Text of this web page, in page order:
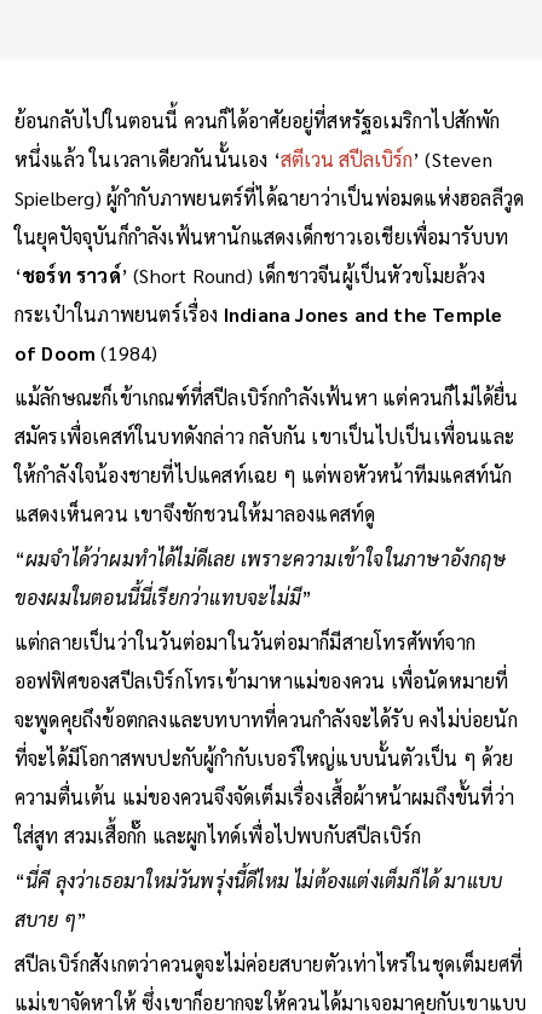
ย้อนกลับไปในตอนนี้ ควนก็ได้อาศัยอยู่ที่สหรัฐอเมริกาไปสักพัก
หนึ่งแล้ว ในเวลาเดียวกันนั้นเอง ‘สตีเวน สปีลเบิร์ก’ (Steven
Spielberg) ผู้กำกับภาพยนตร์ที่ได้ฉายาว่าเป็นพ่อมดแห่งฮอลลีวูด
ในยุคปัจจุบันก็กำลังเฟ้นหานักแสดงเด็กชาวเอเชียเพื่อมารับบท
‘ชอร์ท ราวด์’ (Short Round) เด็กชาวจีนผู้เป็นหัวขโมยล้วง
กระเป๋าในภาพยนตร์เรื่อง Indiana Jones and the Temple
of Doom (1984)
แม้ลักษณะก็เข้าเกณฑ์ที่สปีลเบิร์กกำลังเฟ้นหา แต่ควนก็ไม่ได้ยื่น
สมัครเพื่อเคสท์ในบทดังกล่าว กลับกัน เขาเป็นไปเป็นเพื่อนและ
ให้กำลังใจน้องชายที่ไปแคสท์เฉย ๆ แต่พอหัวหน้าทีมแคสท์นัก
แสดงเห็นควน เขาจึงชักชวนให้มาลองแคสท์ดู
“ผมจำได้ว่าผมทำได้ไม่ดีเลย เพราะความเข้าใจในภาษาอังกฤษ
ของผมในตอนนี้นี่เรียกว่าแทบจะไม่มี”
แต่กลายเป็นว่าในวันต่อมาในวันต่อมาก็มีสายโทรศัพท์จาก
ออฟฟิศของสปีลเบิร์กโทรเข้ามาหาแม่ของควน เพื่อนัดหมายที่
จะพูดคุยถึงข้อตกลงและบทบาทที่ควนกำลังจะได้รับ คงไม่บ่อยนัก
ที่จะได้มีโอกาสพบปะกับผู้กำกับเบอร์ใหญ่แบบนั้นตัวเป็น ๆ ด้วย
ความตื่นเต้น แม่ของควนจึงจัดเต็มเรื่องเสื้อผ้าหน้าผมถึงขั้นที่ว่า
ใส่สูท สวมเสื้อกั๊ก และผูกไทด์เพื่อไปพบกับสปีลเบิร์ก
“นี่คี ลุงว่าเธอมาใหม่วันพรุ่งนี้ดีไหม ไม่ต้องแต่งเต็มก็ได้ มาแบบ
สบาย ๆ”
สปีลเบิร์กสังเกตว่าควนดูจะไม่ค่อยสบายตัวเท่าไหร่ในชุดเต็มยศที่
แม่เขาจัดหาให้ ซึ่งเขาก็อยากจะให้ควนได้มาเจอมาคุยกับเขาแบบ